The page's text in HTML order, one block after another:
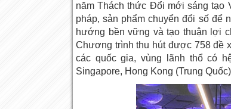
năm Thách thức Đổi mới sáng tạo
pháp, sản phẩm chuyển đổi số để
hướng bền vững và tạo thuận lợi
Chương trình thu hút được 758 đề
các quốc gia, vùng lãnh thổ có
Singapore, Hong Kong (Trung